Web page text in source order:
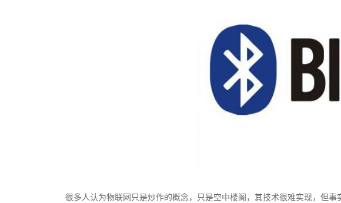
很多人认为物联网只是炒作的概念，只是空中楼阁，其技术很难实现，但事